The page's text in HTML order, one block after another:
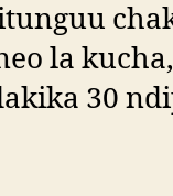
la
30